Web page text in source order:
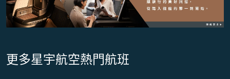
更多星宇航空熱門航班